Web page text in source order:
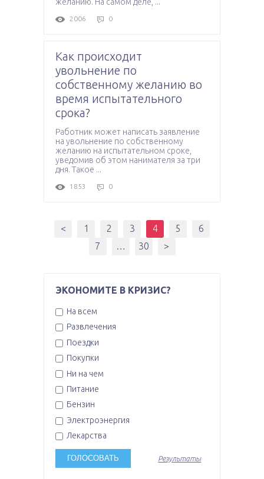
2006 0
Как происходит
увольнение по
собственному желанию во
время испытательного
срока?
Работник может написать заявление
на увольнение по собственному
желанию на испытательном сроке,
уведомив об этом нанимателя за три
дня. Такое ...
1853 0
< 1 2 3 4 5
6
7
… 30 >
ЭКОНОМИТЕ В КРИЗИС?
На всем
Развлечения
Поездки
Покупки
Ни на чем
Питание
Бензин
Электроэнергия
Лекарства
Результаты